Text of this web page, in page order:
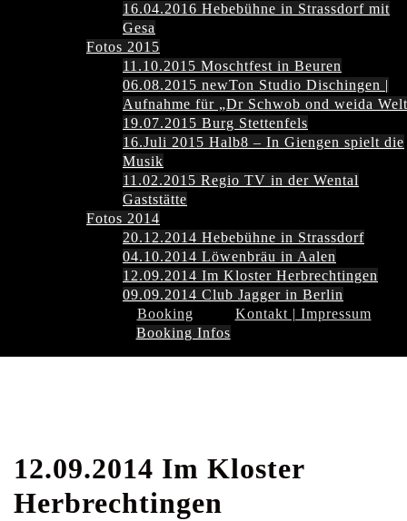
16.04.2016 Hebebühne in Strassdorf mit
Gesa
Fotos 2015
11.10.2015 Moschtfest in Beuren
06.08.2015 newTon Studio Dischingen |
Aufnahme für „Dr Schwob ond weida
19.07.2015 Burg Stettenfels
16.Juli 2015 Halb8 – In Giengen spielt die
Musik
11.02.2015 Regio TV in der Wental
Gaststätte
Fotos 2014
20.12.2014 Hebebühne in Strassdorf
04.10.2014 Löwenbräu in Aalen
12.09.2014 Im Kloster Herbrechtingen
09.09.2014 Club Jagger in Berlin
Booking
Booking Infos
Kontakt | Impressum
12.09.2014 Im Kloster
Herbrechtingen